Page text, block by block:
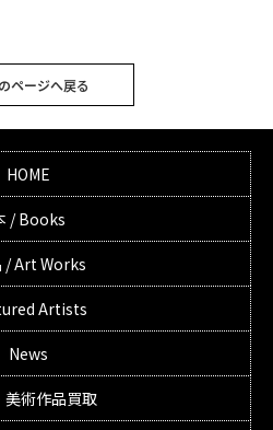
ページへ戻る
HOME
/ Books
/ Art Works
Artists
News
美術作品買取